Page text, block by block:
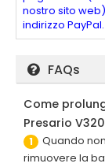
nostro sito
indirizzo PayPal.
FAQs
Come
Presario
1
Quando
rimuovere la